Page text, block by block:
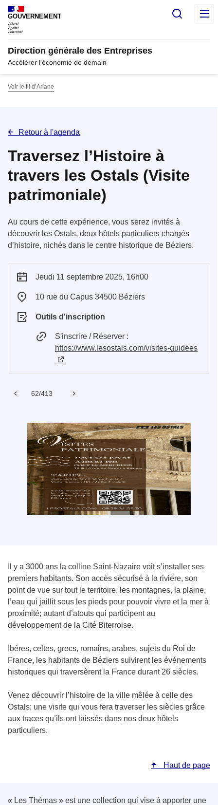
Panneau de gestion des cookies
GOUVERNEMENT
Direction générale des Entreprises
Accélérer l'économie de demain
Voir le fil d’Ariane
Retour à l'agenda
Traversez l’Histoire à
travers les Ostals (Visite
patrimoniale)
Au cours de cette expérience, vous serez invités à
découvrir les Ostals, deux hôtels particuliers chargés
d’histoire, nichés dans le centre historique de Béziers.
Jeudi 11 septembre 2025, 16h00
10 rue du Capus 34500 Béziers
Outils d'inscription
S'inscrire / Réserver :
https://www.lesostals.com/visites-guidees
Précédent
62/413
Il y a 3000 ans la colline Saint-Nazaire voit s’installer ses
premiers habitants. Son accès sécurisé à la rivière, son
point de vue sur tout le territoire, les montagnes, la plaine,
l’eau qui jaillit sous les pieds pour pouvoir vivre et la mer à
proximité; autant d’atouts qui participent au
développement de la Cité Biterroise.
Ibères, celtes, grecs, romains, arabes, sujets du Roi de
France, les habitants de Béziers suivirent les événements
historiques qui traversèrent la France durant 26 siècles.
Venez découvrir l’histoire de la ville mêlée à celle des
Ostals; une visite qui vous fera traverser les siècles grâce
aux traces qu’ils ont laissés dans nos deux hôtels
particuliers.
Haut de page
« Les Thémas » est une collection qui vise à apporter une